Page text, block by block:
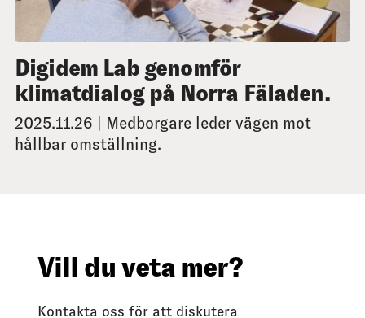
Digidem Lab genomför
klimatdialog på Norra Fäladen.
2025.11.26 | Medborgare leder vägen mot
hållbar omställning.
Vill du veta mer?
Kontakta oss för att diskutera